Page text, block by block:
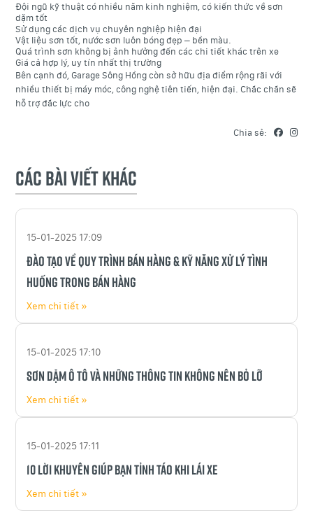
Đội ngũ kỹ thuật có nhiều năm kinh nghiệm, có kiến thức về sơn
dặm tốt
Sử dụng các dịch vụ chuyên nghiệp hiện đại
Vật liệu sơn tốt, nước sơn luôn bóng đẹp – bền màu.
Quá trình sơn không bị ảnh hưởng đến các chi tiết khác trên xe
Giá cả hợp lý, uy tín nhất thị trường
Bên cạnh đó, Garage Sông Hồng còn sở hữu địa điểm rộng rãi với
nhiều thiết bị máy móc, công nghệ tiên tiến, hiện đại. Chắc chắn sẽ
hỗ trợ đắc lực cho
Chia sẻ:
Các bài viết khác
15-01-2025 17:09
ĐÀO TẠO VỀ QUY TRÌNH BÁN HÀNG & KỸ NĂNG XỬ LÝ TÌNH
HUỐNG TRONG BÁN HÀNG
Xem chi tiết »
15-01-2025 17:10
SƠN DẶM Ô TÔ VÀ NHỮNG THÔNG TIN KHÔNG NÊN BỎ LỠ
Xem chi tiết »
15-01-2025 17:11
10 lời khuyên giúp bạn tỉnh táo khi lái xe
Xem chi tiết »